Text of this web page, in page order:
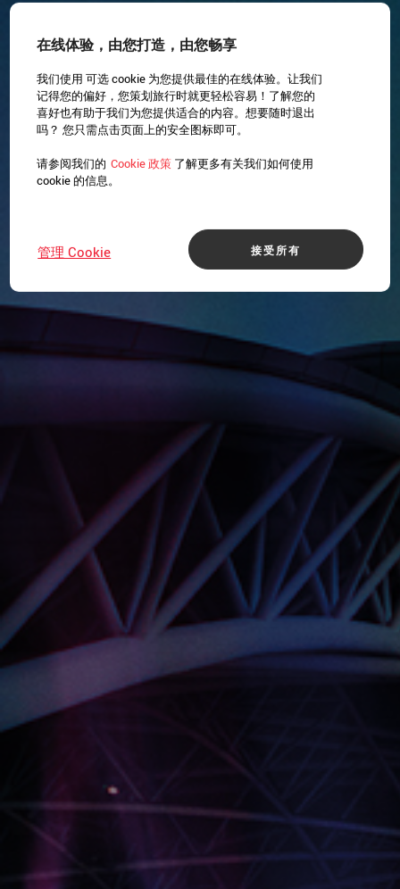
在线体验，由您打造，由您畅享
我们使用 可选 cookie 为您提供最佳的在线体验。让我们
记得您的偏好，您策划旅行时就更轻松容易！了解您的
喜好也有助于我们为您提供适合的内容。想要随时退出
吗？ 您只需点击页面上的安全图标即可。
请参阅我们的 Cookie 政策 了解更多有关我们如何使用
cookie 的信息。
接受所有
管理 Cookie